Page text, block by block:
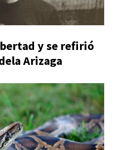
y se refirió
Arizaga